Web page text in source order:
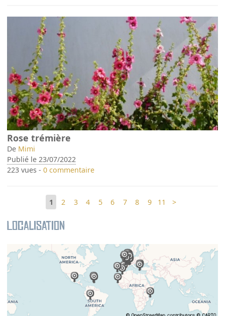
Rose trémière
De Mimi
Publié le 23/07/2022
223 vues -0 commentaire
1 2 3 4 5 6 7 8 9 11 >
Localisation